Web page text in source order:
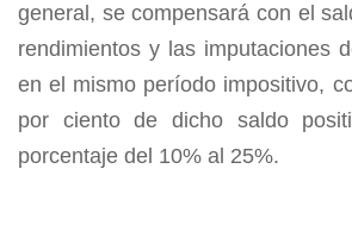
general, se compensará con el
rendimientos y las imputaciones
en el mismo período impositivo,
por ciento de dicho saldo
porcentaje del 10% al 25%.